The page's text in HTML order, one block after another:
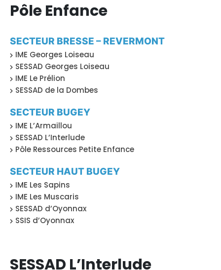
Pôle Enfance
SECTEUR BRESSE – REVERMONT
IME Georges Loiseau
SESSAD Georges Loiseau
IME Le Prélion
SESSAD de la Dombes
SECTEUR BUGEY
IME L’Armaillou
SESSAD L’Interlude
Pôle Ressources Petite Enfance
SECTEUR HAUT BUGEY
IME Les Sapins
IME Les Muscaris
SESSAD d’Oyonnax
SSIS d’Oyonnax
SESSAD L’Interlude